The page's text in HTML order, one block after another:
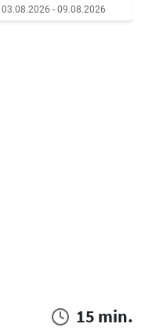
03.08.2026 - 09.08.2026
15 min.